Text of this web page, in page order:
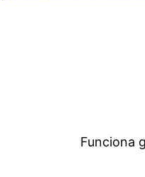
Funciona